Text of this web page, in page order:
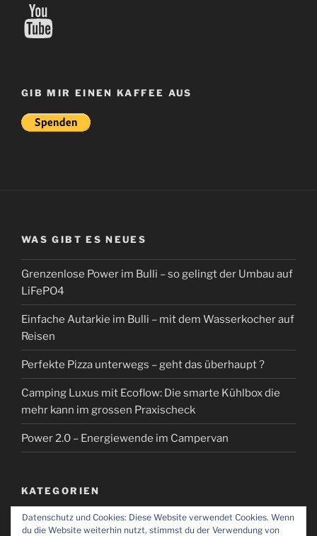
YouTube
GIB MIR EINEN KAFFEE AUS
WAS GIBT ES NEUES
Grenzenlose Power im Bulli – so gelingt der Umbau auf
LiFePO4
Einfache Autarkie im Bulli – mit dem Wasserkocher auf
Reisen
Perfekte Pizza unterwegs – geht das überhaupt ?
Camping Luxus mit Ecoflow: Die smarte Kühlbox die
mehr kann im grossen Praxischeck
Power 2.0 – Energiewende im Campervan
KATEGORIEN
Kategorien
Datenschutz und Cookies: Diese Website verwendet Cookies. Wenn
du die Website weiterhin nutzt, stimmst du der Verwendung von